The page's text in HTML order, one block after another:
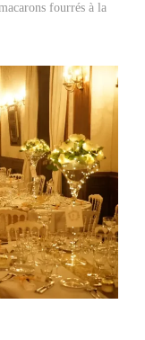
fourrés à la